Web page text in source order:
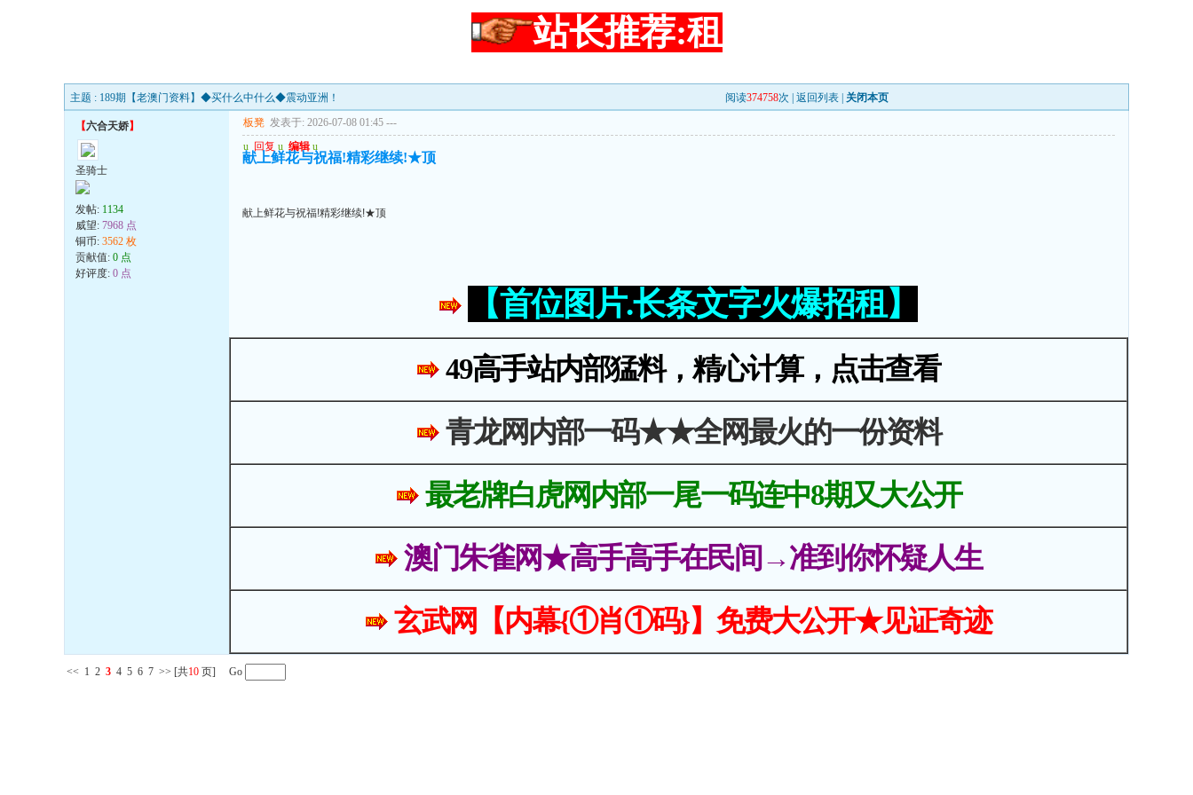
站长推荐:租
主题 : 189期【老澳门资料】◆买什么中什么◆震动亚洲！ 阅读374758次 | 返回列表 关闭本页
【六合天娇】
圣骑士
发帖: 1134
威望: 7968 点
铜币: 3562 枚
贡献值: 0 点
好评度: 0 点
板凳 发表于: 2026-07-08 01:45 ---
u 回复 u 编辑 u
献上鲜花与祝福!精彩继续!★顶
献上鲜花与祝福!精彩继续!★顶
【首位图片.长条文字火爆招租】
49高手站内部猛料，精心计算，点击查看
青龙网内部一码★★全网最火的一份资料
最老牌白虎网内部一尾一码连中8期又大公开
澳门朱雀网★高手高手在民间→准到你怀疑人生
玄武网【内幕{①肖①码}】免费大公开★见证奇迹
<< 1 2 3 4 5 6 7 >> [共10 页] Go